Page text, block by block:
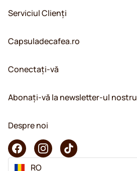
Serviciul Clienți
Capsuladecafea.ro
Conectați-vă
Abonați-vă la newsletter-ul nostru
Despre noi
RO